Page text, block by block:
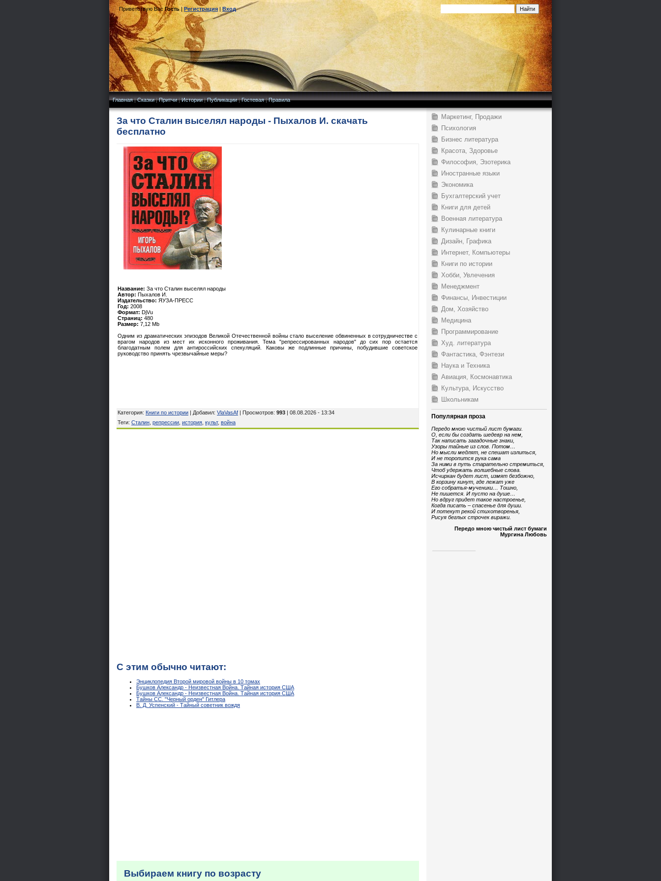
Приветствую Вас Гость|Регистрация|Вход
Главная|Сказки|Притчи|Истории|Публикации|Гостевая|Правила
За что Сталин выселял народы - Пыхалов И. скачать
бесплатно
Название: За что Сталин выселял народы
Автор: Пыхалов И.
Издательство: ЯУЗА-ПРЕСС
Год: 2008
Формат: DjVu
Страниц: 480
Размер: 7,12 Mb
Одним из драматических эпизодов Великой Отечественной войны стало выселение обвиненных в сотрудничестве с
врагом народов из мест их исконного проживания. Тема "репрессированных народов" до сих пор остается
благодатным полем для антироссийских спекуляций. Каковы же подлинные причины, побудившие советское
руководство принять чрезвычайные меры?
Категория: Книги по истории | Добавил: VlaVasAf | Просмотров: 993 | 08.08.2026 - 13:34
Теги: Сталин репрессии история культ, война
С этим обычно читают:
Энциклопедия Второй мировой войны в 10 томах
Бушков Александр - Неизвестная Война. Тайная история США
Бушков Александр - Неизвестная Война. Тайная история США
Тайны СС. "Черный орден" Гитлера
В. Д. Успенский - Тайный советник вождя
Выбираем книгу по возрасту
Маркетинг, Продажи
Психология
Бизнес литература
Красота, Здоровье
Философия, Эзотерика
Иностранные языки
Экономика
Бухгалтерский учет
Книги для детей
Военная литература
Кулинарные книги
Дизайн, Графика
Интернет, Компьютеры
Книги по истории
Хобби, Увлечения
Менеджмент
Финансы, Инвестиции
Дом, Хозяйство
Медицина
Программирование
Худ. литература
Фантастика, Фэнтези
Наука и Техника
Авиация, Космонавтика
Культура, Искусство
Школьникам
Популярная проза
Передо мною чистый лист бумаги.
О, если бы создать шедевр на нем,
Так написать загадочные знаки,
Узоры тайные из слов. Потом…
Но мысли медлят, не спешат излиться,
И не торопится рука сама
За ними в путь старательно стремиться,
Чтоб удержать волшебные слова.
Исчиркан будет лист, измят безбожно,
В корзину кинут, где лежат уже
Его собратья-мученики… Тошно,
Не пишется. И пусто на душе…
Но вдруг придет такое настроенье,
Когда писать – спасенье для души.
И потекут рекой стихотворенья,
Рисуя беглых строчек виражи.
Передо мною чистый лист бумаги
Мургина Любовь